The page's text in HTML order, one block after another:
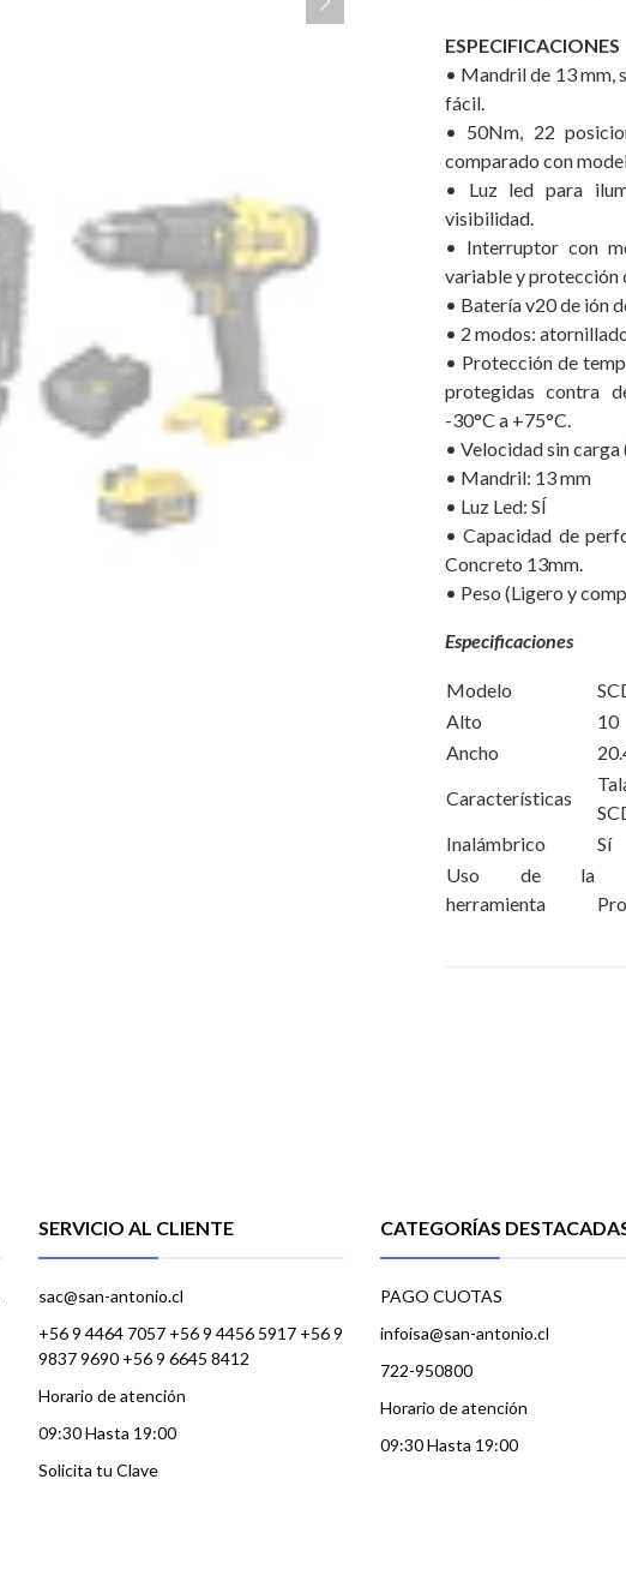
ESPECIFICACIONES
• Mandril de 13 mm,
fácil.
• 50Nm, 22
comparado con
• Luz led para
visibilidad.
• Interruptor con
variable y protección
• Batería v20 de ión
• 2 modos:
• Protección de
protegidas contra
-30°C a +75°C.
• Velocidad sin
• Mandril: 13 mm
• Luz Led: SÍ
• Capacidad de
Concreto 13mm.
• Peso (Ligero y
Especificaciones
Modelo
Alto
10
Ancho
Características
Inalámbrico
Sí
Uso de la
herramienta
SERVICIO AL CLIENTE
sac@san-antonio.cl
+56 9 4464 7057 +56 9 4456 5917 +56 9
9837 9690 +56 9 6645 8412
Horario de atención
09:30 Hasta 19:00
Solicita tu Clave
CATEGORÍAS
PAGO CUOTAS
infoisa@san-antonio.cl
722-950800
Horario de atención
09:30 Hasta 19:00